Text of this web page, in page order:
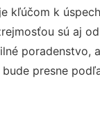
kľúčom k
sú aj
poradenstvo,
presne